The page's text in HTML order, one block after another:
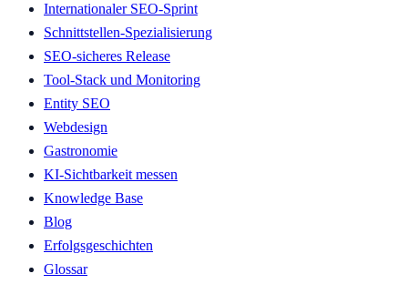
Internationaler SEO-Sprint
Schnittstellen-Spezialisierung
SEO-sicheres Release
Tool-Stack und Monitoring
Entity SEO
Webdesign
Gastronomie
KI-Sichtbarkeit messen
Knowledge Base
Blog
Erfolgsgeschichten
Glossar